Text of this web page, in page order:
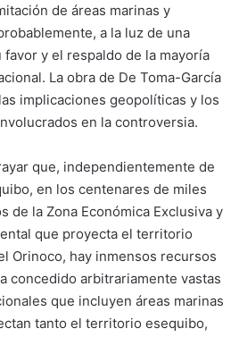
de áreas marinas y
a la luz de una
favor y el respaldo de la mayoría
La obra de De Toma-García
implicaciones geopolíticas y los
en la controversia.
que, independientemente de
en los centenares de miles
de la Zona Económica Exclusiva y
que proyecta el territorio
Orinoco, hay inmensos recursos
concedido arbitrariamente vastas
que incluyen áreas marinas
tanto el territorio esequibo,